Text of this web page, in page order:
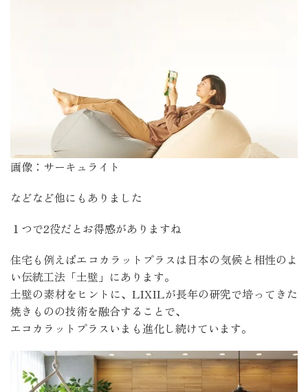
画像：サーキュライト
などなど他にもありました
１つで2役だとお得感がありますね
住宅も例えばエコカラットプラスは日本の気候と相性のよ
い伝統工法「土壁」にあります。
土壁の素材をヒントに、LIXILが長年の研究で培ってきた
焼きものの技術を融合することで、
エコカラットプラスいまも進化し続けています。